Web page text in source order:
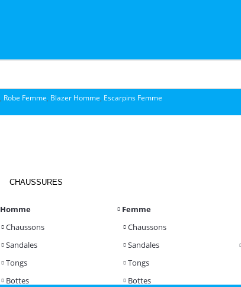
, Robe Femme, Blazer Homme, Escarpins Femme
CHAUSSURES
Homme
Chaussons
Sandales
Tongs
Bottes
Femme
Chaussons
Sandales
Tongs
Bottes